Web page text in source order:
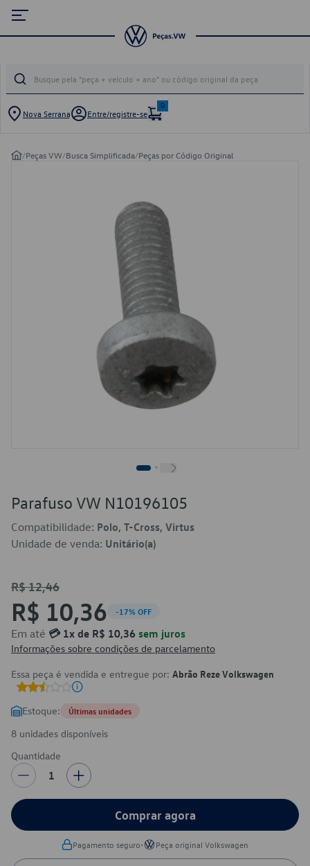
Nova Serrana Entre/registre-se
0
/Peças VW/Busca Simplificada/Peças por Código Original
Parafuso VW N10196105
Compatibilidade: Polo, T-Cross, Virtus
Unidade de venda: Unitário(a)
R$ 12,46
R$ 10,36 -17% OFF
Em até 💳 1x de R$ 10,36 sem juros
Informações sobre condições de parcelamento
Essa peça é vendida e entregue por: Abrão Reze Volkswagen
Estoque: Últimas unidades
8 unidades disponíveis
Quantidade
1
Comprar agora
Pagamento seguro• Peça original Volkswagen